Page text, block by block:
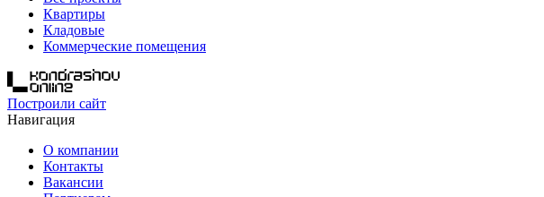
Квартиры
Кладовые
Коммерческие помещения
Построили сайт
Навигация
О компании
Контакты
Вакансии